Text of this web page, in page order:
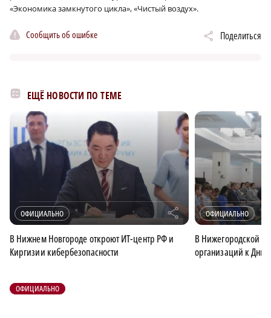
«Экономика замкнутого цикла», «Чистый воздух».
Сообщить об ошибке Поделиться
ЕЩЁ НОВОСТИ ПО ТЕМЕ
ОФИЦИАЛЬНО r
В Нижнем Новгороде откроют ИТ-центр РФ и
Киргизии кибербезопасности
ОФИЦИАЛЬНО
В Нижегородской
организаций к Дню
ОФИЦИАЛЬНО